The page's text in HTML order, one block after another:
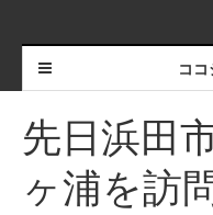
コ
先日浜田
ヶ浦を訪